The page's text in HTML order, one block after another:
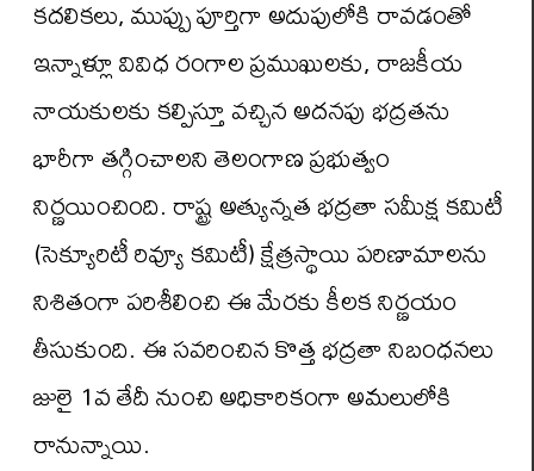
కదలికలు, ముప్పు పూర్తిగా అదుపులోకి రావడంతో
ఇన్నాళ్లూ వివిధ రంగాల ప్రముఖులకు, రాజకీయ
నాయకులకు కల్పిస్తూ వచ్చిన అదనపు భద్రతను
భారీగా తగ్గించాలని తెలంగాణ ప్రభుత్వం
నిర్ణయించింది. రాష్ట్ర అత్యున్నత భద్రతా సమీక్ష కమిటీ
(సెక్యూరిటీ రివ్యూ కమిటీ) క్షేత్రస్థాయి పరిణామాలను
నిశితంగా పరిశీలించి ఈ మేరకు కీలక నిర్ణయం
తీసుకుంది. ఈ సవరించిన కొత్త భద్రతా నిబంధనలు
జులై 1వ తేదీ నుంచి అధికారికంగా అమలులోకి
రానున్నాయి.